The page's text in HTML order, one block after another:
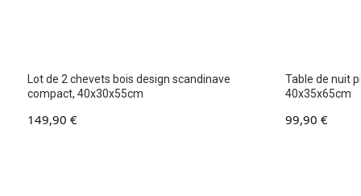
Lot de 2 chevets bois design scandinave
compact, 40x30x55cm
149,90 €
Table de nuit
40x35x65cm
99,90 €